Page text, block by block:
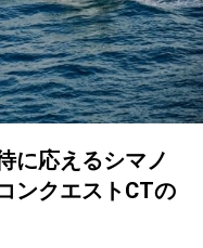
に応えるシマノ
ンクエストCTの